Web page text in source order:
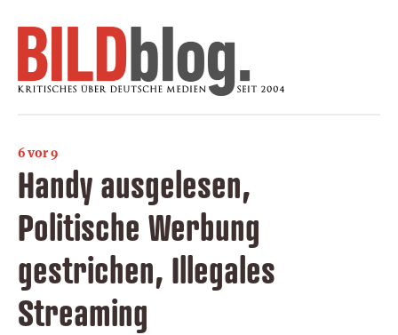
6 vor 9
Handy ausgelesen,
Politische Werbung
gestrichen, Illegales
Streaming